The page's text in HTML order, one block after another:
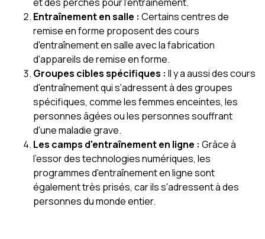
Entraînement en salle : Certains centres de
remise en forme proposent des cours
d'entraînement en salle avec la fabrication
d'appareils de remise en forme.
Groupes cibles spécifiques : Il y a aussi des cours
d'entraînement qui s'adressent à des groupes
spécifiques, comme les femmes enceintes, les
personnes âgées ou les personnes souffrant
d'une maladie grave.
Les camps d'entraînement en ligne : Grâce à
l'essor des technologies numériques, les
programmes d'entraînement en ligne sont
également très prisés, car ils s'adressent à des
personnes du monde entier.